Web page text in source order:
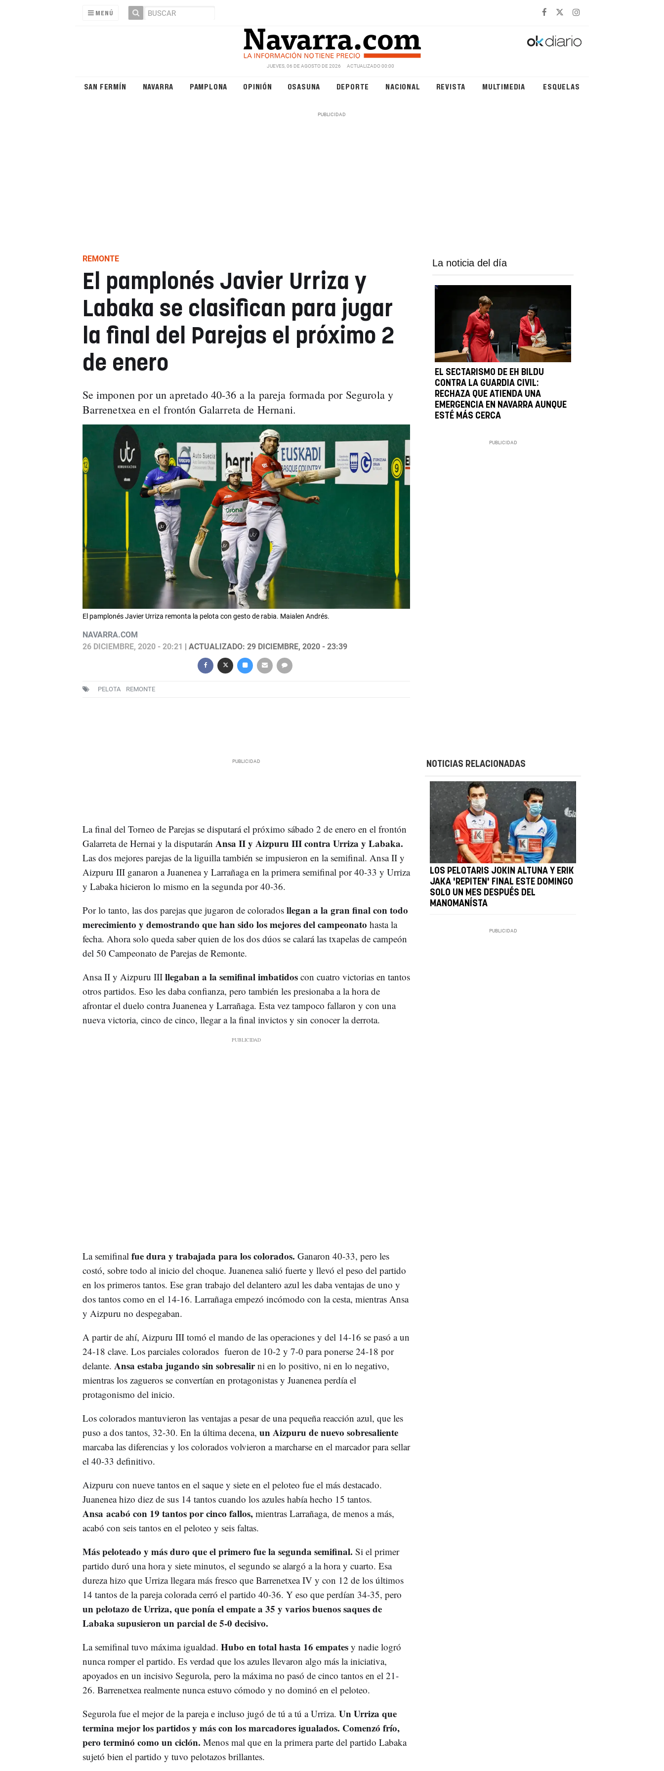
MENÚ
JUEVES, 06 DE AGOSTO DE 2026 ACTUALIZADO 00:00
SAN FERMÍN NAVARRA PAMPLONA OPINIÓN OSASUNA DEPORTE NACIONAL REVISTA MULTIMEDIA ESQUELAS
REMONTE
El pamplonés Javier Urriza y
Labaka se clasifican para jugar
la final del Parejas el próximo 2
de enero
Se imponen por un apretado 40-36 a la pareja formada por Segurola y
Barrenetxea en el frontón Galarreta de Hernani.
El pamplonés Javier Urriza remonta la pelota con gesto de rabia. Maialen Andrés.
NAVARRA.COM
26 DICIEMBRE, 2020 - 20:21 | ACTUALIZADO: 29 DICIEMBRE, 2020 - 23:39
PELOTA REMONTE
La noticia del día
EL SECTARISMO DE EH BILDU
CONTRA LA GUARDIA CIVIL:
RECHAZA QUE ATIENDA UNA
EMERGENCIA EN NAVARRA AUNQUE
ESTÉ MÁS CERCA
La final del Torneo de Parejas se disputará el próximo sábado 2 de enero en el frontón
Galarreta de Hernai y la disputarán Ansa II y Aizpuru III contra Urriza y Labaka.
Las dos mejores parejas de la liguilla también se impusieron en la semifinal. Ansa II y
Aizpuru III ganaron a Juanenea y Larrañaga en la primera semifinal por 40-33 y Urriza
y Labaka hicieron lo mismo en la segunda por 40-36.
Por lo tanto, las dos parejas que jugaron de coloradosllegan a la gran final con todo
merecimiento y demostrando que han sido los mejores del campeonato hasta la
fecha. Ahora solo queda saber quien de los dos dúos se calará las txapelas de campeón
del 50 Campeonato de Parejas de Remonte.
Ansa II y Aizpuru III llegaban a la semifinal imbatidoscon cuatro victorias en tantos
otros partidos. Eso les daba confianza, pero también les presionaba a la hora de
afrontar el duelo contra Juanenea y Larrañaga. Esta vez tampoco fallaron y con una
nueva victoria, cinco de cinco, llegar a la final invictos y sin conocer la derrota.
La semifinal fue dura y trabajada para los colorados. Ganaron 40-33, pero les
costó, sobre todo al inicio del choque. Juanenea salió fuerte y llevó el peso del partido
en los primeros tantos. Ese gran trabajo del delantero azul les daba ventajas de uno y
dos tantos como en el 14-16. Larrañaga empezó incómodo con la cesta, mientras Ansa
y Aizpuru no despegaban.
A partir de ahí, Aizpuru III tomó el mando de las operaciones y del 14-16 se pasó a un
24-18 clave. Los parciales colorados fueron de 10-2 y 7-0 para ponerse 24-18 por
delante. Ansa estaba jugando sin sobresalirni en lo positivo, ni en lo negativo,
mientras los zagueros se convertían en protagonistas y Juanenea perdía el
protagonismo del inicio.
Los colorados mantuvieron las ventajas a pesar de una pequeña reacción azul, que les
puso a dos tantos, 32-30. En la última decena, un Aizpuru de nuevo sobresaliente
marcaba las diferencias y los colorados volvieron a marcharse en el marcador para sellar
el 40-33 definitivo.
Aizpuru con nueve tantos en el saque y siete en el peloteo fue el más destacado.
Juanenea hizo diez de sus 14 tantos cuando los azules había hecho 15 tantos.
Ansa acabó con 19 tantos por cinco fallos,mientras Larrañaga, de menos a más,
acabó con seis tantos en el peloteo y seis faltas.
Más peloteado y más duro que el primero fue la segunda semifinal. Si el primer
partido duró una hora y siete minutos, el segundo se alargó a la hora y cuarto. Esa
dureza hizo que Urriza llegara más fresco que Barrenetxea IV y con 12 de los últimos
14 tantos de la pareja colorada cerró el partido 40-36. Y eso que perdían 34-35, pero
un pelotazo de Urriza, que ponía el empate a 35 y varios buenos saques de
Labaka supusieron un parcial de 5-0 decisivo.
La semifinal tuvo máxima igualdad. Hubo en total hasta 16 empates y nadie logró
nunca romper el partido. Es verdad que los azules llevaron algo más la iniciativa,
apoyados en un incisivo Segurola, pero la máxima no pasó de cinco tantos en el 21-
26. Barrenetxea realmente nunca estuvo cómodo y no dominó en el peloteo.
Segurola fue el mejor de la pareja e incluso jugó de tú a tú a Urriza. Un Urriza que
termina mejor los partidos y más con los marcadores igualados. Comenzó frío,
pero terminó como un ciclón. Menos mal que en la primera parte del partido Labaka
sujetó bien el partido y tuvo pelotazos brillantes.
NOTICIAS RELACIONADAS
LOS PELOTARIS JOKIN ALTUNA Y ERIK
JAKA 'REPITEN' FINAL ESTE DOMINGO
SOLO UN MES DESPUÉS DEL
MANOMANÍSTA